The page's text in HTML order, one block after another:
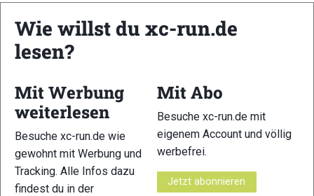
Steckbrief
Name: Neuschwander
Nationalität: Deutschland
Alter: 37 Jahre
Geburtsdatum: 01.Juni 1981
Wie willst du xc-run.de
lesen?
Mit Werbung
weiterlesen
Besuche xc-run.de wie
gewohnt mit Werbung und
Tracking. Alle Infos dazu
findest du in der
Mit Abo
Besuche xc-run.de mit
eigenem Account und völlig
werbefrei.
Jetzt abonnieren